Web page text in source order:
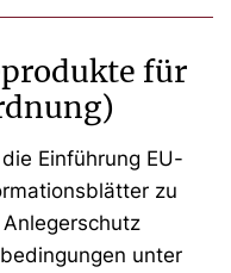
für
Einführung EU-
zu
unter